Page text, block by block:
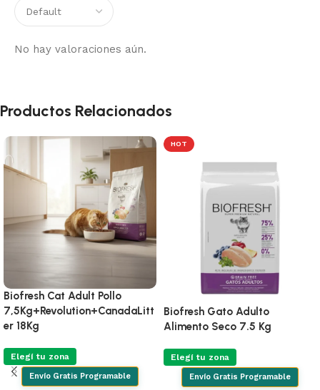
No hay valoraciones aún.
Productos Relacionados
Biofresh Cat Adult Pollo
7,5Kg+Revolution+CanadaLitt
er 18Kg
Elegí tu zona
Envío Gratis Programable
HOT
Biofresh Gato Adulto
Alimento Seco 7.5 Kg
Elegí tu zona
Envío Gratis Programable